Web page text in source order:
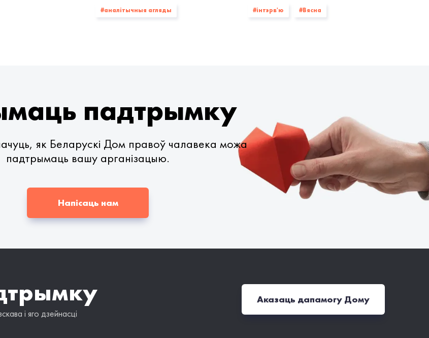
#аналітычныя агляды #інтэрв'ю #Вясна
падтрымку
як Беларускі Дом правоў чалавека можа
падтрымаць вашу арганізацыю.
Напісаць нам
і яго дзейнасці
Аказаць дапамогу Дому